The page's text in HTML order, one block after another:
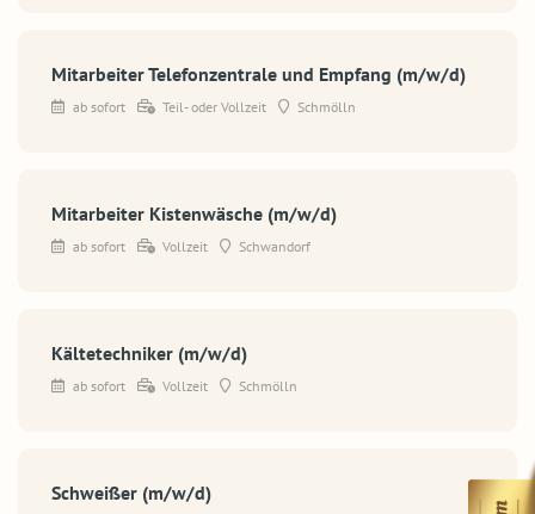
Mitarbeiter Telefonzentrale und Empfang (m/w/d)
ab sofort Teil- oder Vollzeit Schmölln
Mitarbeiter Kistenwäsche (m/w/d)
ab sofort Vollzeit Schwandorf
Kältetechniker (m/w/d)
ab sofort Vollzeit Schmölln
Schweißer (m/w/d)